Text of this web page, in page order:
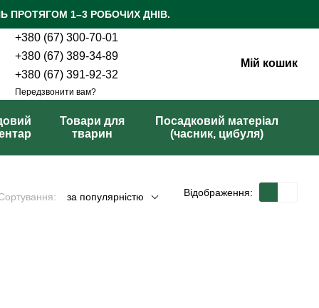
ПРОТЯГОМ 1–3 РОБОЧИХ ДНІВ.
+380 (67) 300-70-01
+380 (67) 389-34-89
+380 (67) 391-92-32
Передзвонити вам?
Мій кошик
Товари для
тварин
Посадковий матеріал
(часник, цибуля)
за популярністю Відображення: